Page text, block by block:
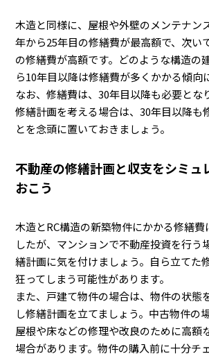
木造と同様に、屋根や外壁のメンテナン
年から25年目の修繕費が最高額で、次い
の修繕費が高額です。どのような構造の
ら10年目以降は修繕費が多くかかる傾向
なお、修繕費は、30年目以降も必要とな
修繕計画を考える場合は、30年目以降も
とを念頭に置いておきましょう。
不動産の修繕計画と収支をシミュ
おこう
木造とRC構造の新築物件にかかる修繕費
したが、マンションで不動産投資を行う
繕計画に気を付けましょう。自ら立てた
狂ってしまう可能性があります。
また、戸建て物件の場合は、物件の状態
し修繕計画を立てましょう。中古物件の
屋根や床などの修理や改良のために高額
場合があります。物件の購入前に十分チ